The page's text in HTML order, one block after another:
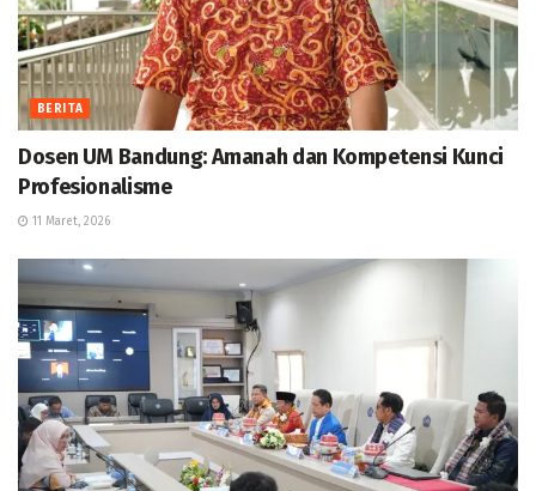
BERITA
Dosen UM Bandung: Amanah dan Kompetensi Kunci
Profesionalisme
11 Maret, 2026